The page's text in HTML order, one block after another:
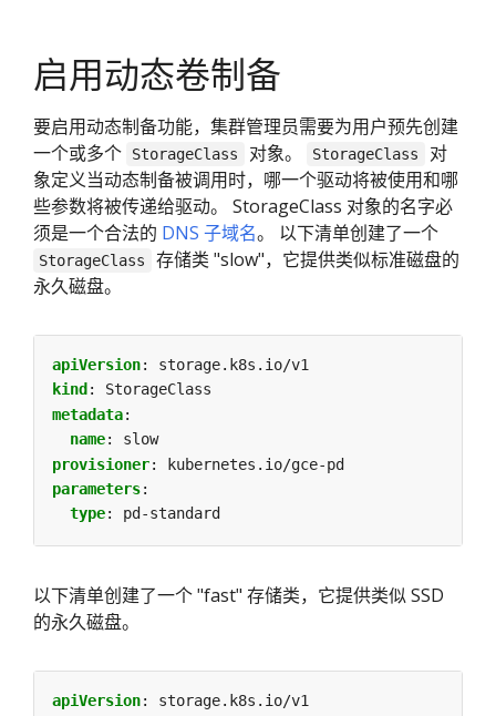
启用动态卷制备
要启用动态制备功能，集群管理员需要为用户预先创建
一个或多个
StorageClass 对象。 StorageClass
对
象定义当动态制备被调用时，哪一个驱动将被使用和哪
些参数将被传递给驱动。 StorageClass 对象的名字必
须是一个合法的 DNS 子域名。 以下清单创建了一个
StorageClass
存储类 "slow"，它提供类似标准磁盘的
永久磁盘。
apiVersion:
storage.k8s.io/v1
kind :
StorageClass
metadata:
name:
slow
provisioner:
kubernetes.io/gce-pd
parameters:
type: pd-standard
以下清单创建了一个 "fast" 存储类，它提供类似 SSD
的永久磁盘。
apiVersion: storage.k8s.io/v1